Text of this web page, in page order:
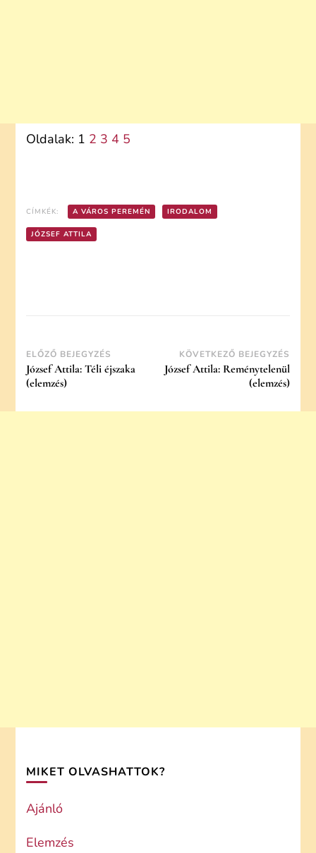
Oldalak: 1 2 3 4 5
CÍMKÉK: A VÁROS PEREMÉN IRODALOM
JÓZSEF ATTILA
Post
Navigation
ELŐZŐ BEJEGYZÉS
József Attila: Téli éjszaka
(elemzés)
KÖVETKEZŐ BEJEGYZÉS
József Attila: Reménytelenül
(elemzés)
MIKET OLVASHATTOK?
Ajánló
Elemzés